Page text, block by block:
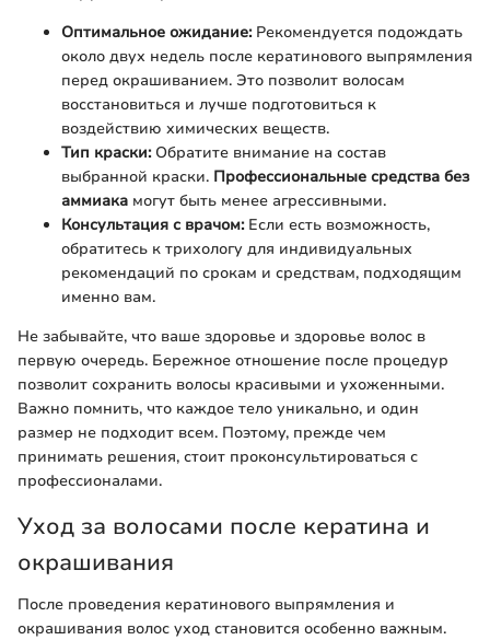
Оптимальное ожидание:Рекомендуется подождать
около двух недель после кератинового выпрямления
перед окрашиванием. Это позволит волосам
восстановиться и лучше подготовиться к
воздействию химических веществ.
Тип краски:Обратите внимание на состав
выбранной краски. Профессиональные средства без
аммиака могут быть менее агрессивными.
Консультация с врачом:Если есть возможность,
обратитесь к трихологу для индивидуальных
рекомендаций по срокам и средствам, подходящим
именно вам.
Не забывайте, что ваше здоровье и здоровье волос в
первую очередь. Бережное отношение после процедур
позволит сохранить волосы красивыми и ухоженными.
Важно помнить, что каждое тело уникально, и один
размер не подходит всем. Поэтому, прежде чем
принимать решения, стоит проконсультироваться с
профессионалами.
Уход за волосами после кератина и
окрашивания
После проведения кератинового выпрямления и
окрашивания волос уход становится особенно важным.